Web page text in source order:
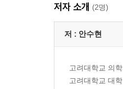
나의 최고의 멘토 / 송
결코 잊지 않으리
내 마음을 정금과 같이
우는 자와 함께 서있
처음 믿는 사람에게
저자 소개 (2명)
저 : 안수현
고려대학교 의
고려대학교 대